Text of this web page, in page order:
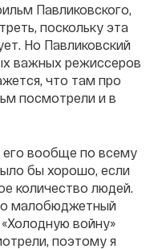
Павликовского,
поскольку эта
Но Павликовский
важных режиссеров
что там про
посмотрели и в
его вообще по всему
бы хорошо, если
количество людей.
малобюджетный
войну»
поэтому я